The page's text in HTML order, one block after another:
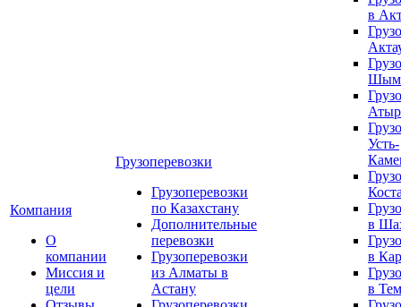
Компания
О
компании
Миссия и
цели
Грузоперевозки
Грузоперевозки
по Казахстану
Дополнительные
перевозки
Грузоперевозки
из Алматы в
Астану
в
Усть-
в
в
в